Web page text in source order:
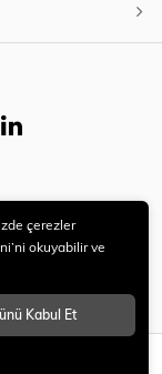
çerezler
okuyabilir ve
Kabul Et